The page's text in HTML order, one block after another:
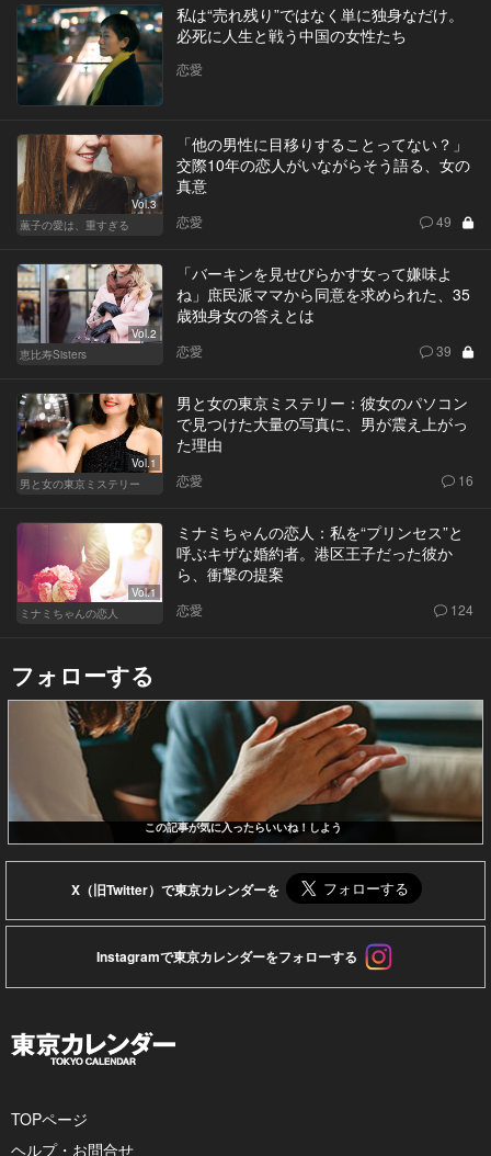
私は“売れ残り”ではなく単に独身なだけ。
必死に人生と戦う中国の女性たち
恋愛
Vol.3
薫子の愛は、重すぎる
「他の男性に目移りすることってない？」
交際10年の恋人がいながらそう語る、女の
真意
恋愛 49
Vol.2
恵比寿Sisters
「バーキンを見せびらかす女って嫌味よ
ね」庶民派ママから同意を求められた、35
歳独身女の答えとは
恋愛 39
Vol.1
男と女の東京ミステリー
男と女の東京ミステリー：彼女のパソコン
で見つけた大量の写真に、男が震え上がっ
た理由
恋愛 16
Vol.1
ミナミちゃんの恋人
ミナミちゃんの恋人：私を“プリンセス”と
呼ぶキザな婚約者。港区王子だった彼か
ら、衝撃の提案
恋愛 124
フォローする
この記事が気に入ったらいいね！しよう
X（旧Twitter）で東京カレンダーを
Instagramで東京カレンダーをフォローする
TOPページ
ヘルプ・お問合せ